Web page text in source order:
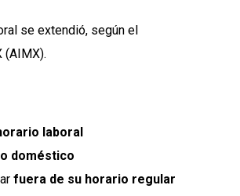
se extendió, según el
(AIMX).
laboral
doméstico
fuera de su horario regular